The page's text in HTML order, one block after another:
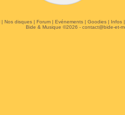
| Nos disques| Forum| Evénements| Goodies| Infos
Bide & Musique ©2026 - contact@bide-et-